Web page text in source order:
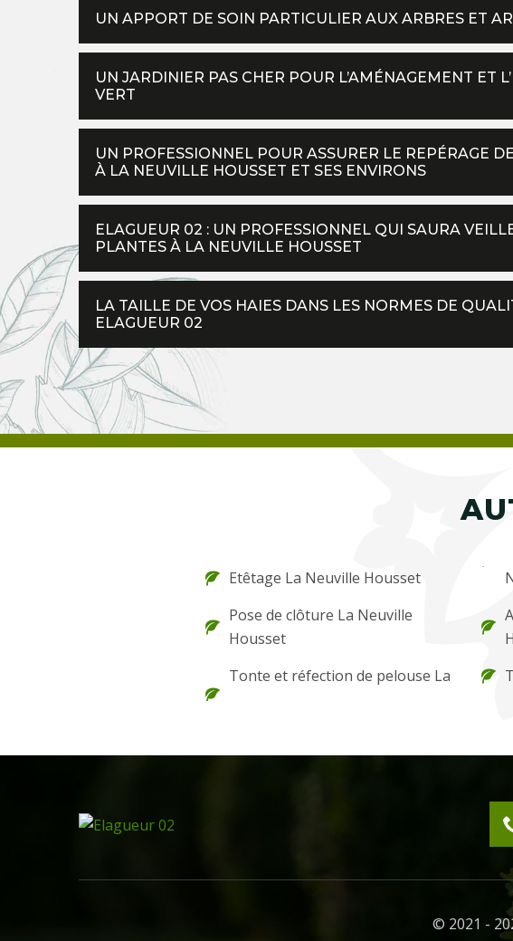
UN APPORT DE SOIN PARTICULIER AUX ARBRES ET
UN JARDINIER PAS CHER POUR L’AMÉNAGEMENT ET
VERT
UN PROFESSIONNEL POUR ASSURER LE REPÉRAGE
À LA NEUVILLE HOUSSET ET SES ENVIRONS
ELAGUEUR 02 : UN PROFESSIONNEL QUI SAURA
PLANTES À LA NEUVILLE HOUSSET
LA TAILLE DE VOS HAIES DANS LES NORMES DE
ELAGUEUR 02
Etêtage La Neuville Housset
Pose de clôture La Neuville
Housset
Tonte et réfection de pelouse La
© 2021 -